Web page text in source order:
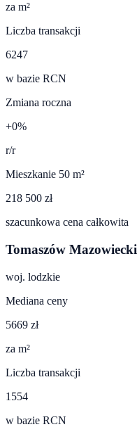
za m²
Liczba transakcji
6247
w bazie RCN
Zmiana roczna
+0%
r/r
Mieszkanie 50 m²
218 500 zł
szacunkowa cena całkowita
Tomaszów Mazowiecki
woj. lodzkie
Mediana ceny
5669 zł
za m²
Liczba transakcji
1554
w bazie RCN